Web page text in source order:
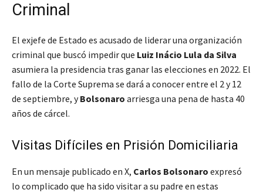
Criminal
El exjefe de Estado es acusado de liderar una organización
criminal que buscó impedir que Luiz Inácio Lula da Silva
asumiera la presidencia tras ganar las elecciones en 2022. El
fallo de la Corte Suprema se dará a conocer entre el 2 y 12
de septiembre, yBolsonaro arriesga una pena de hasta 40
años de cárcel.
Visitas Difíciles en Prisión Domiciliaria
En un mensaje publicado en X, Carlos Bolsonaro expresó
lo complicado que ha sido visitar a su padre en estas